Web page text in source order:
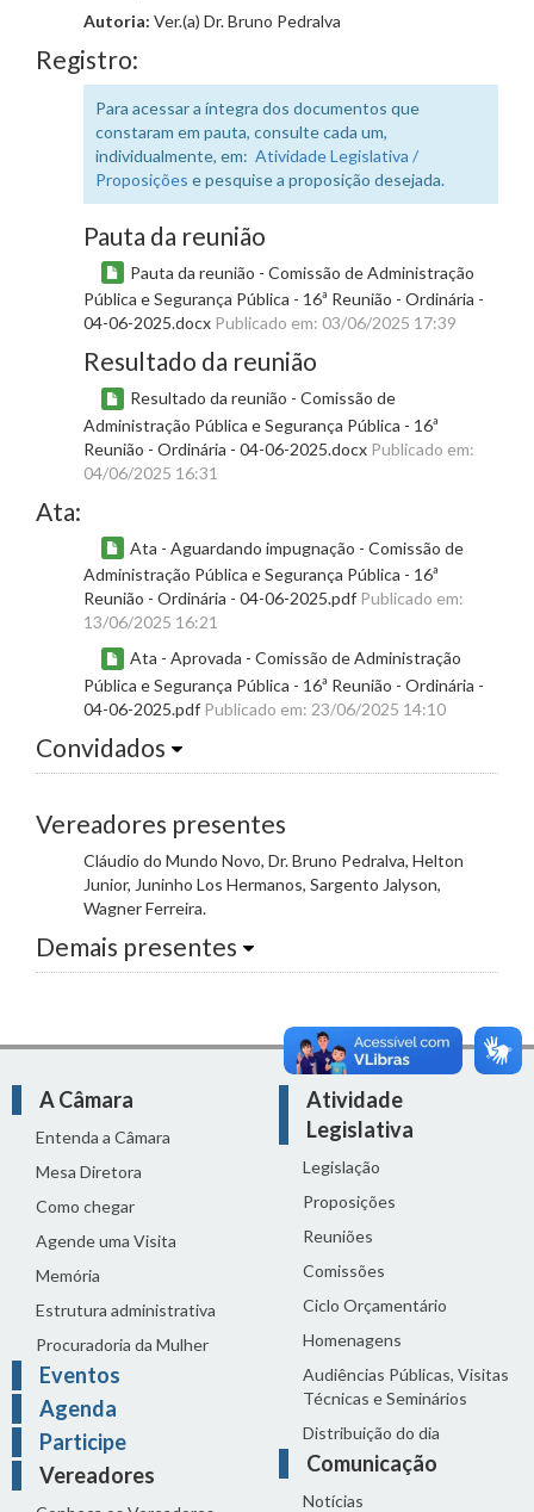
Autoria: Ver.(a) Dr. Bruno Pedralva
Registro:
Para acessar a íntegra dos documentos que
constaram em pauta, consulte cada um,
individualmente, em: Atividade Legislativa /
Proposições e pesquise a proposição desejada.
Pauta da reunião
Pauta da reunião - Comissão de Administração
Pública e Segurança Pública - 16ª Reunião - Ordinária -
04-06-2025.docx Publicado em: 03/06/2025 17:39
Resultado da reunião
Resultado da reunião - Comissão de
Administração Pública e Segurança Pública - 16ª
Reunião - Ordinária - 04-06-2025.docx Publicado em:
04/06/2025 16:31
Ata:
Ata - Aguardando impugnação - Comissão de
Administração Pública e Segurança Pública - 16ª
Reunião - Ordinária - 04-06-2025.pdf Publicado em:
13/06/2025 16:21
Ata - Aprovada - Comissão de Administração
Pública e Segurança Pública - 16ª Reunião - Ordinária -
04-06-2025.pdf Publicado em: 23/06/2025 14:10
Convidados
Vereadores presentes
Cláudio do Mundo Novo, Dr. Bruno Pedralva, Helton
Junior, Juninho Los Hermanos, Sargento Jalyson,
Wagner Ferreira.
Demais presentes
A Câmara
Entenda a Câmara
Mesa Diretora
Como chegar
Agende uma Visita
Memória
Estrutura administrativa
Procuradoria da Mulher
Eventos
Agenda
Participe
Vereadores
Atividade
Legislativa
Legislação
Proposições
Reuniões
Comissões
Ciclo Orçamentário
Homenagens
Audiências Públicas, Visitas
Técnicas e Seminários
Distribuição do dia
Comunicação
Notícias